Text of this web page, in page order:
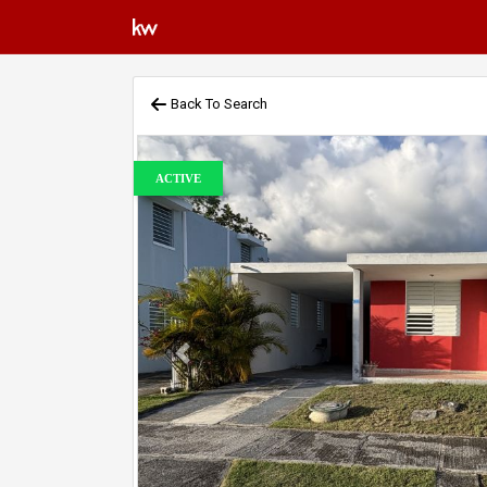
Back To Search
ACTIVE
Previous